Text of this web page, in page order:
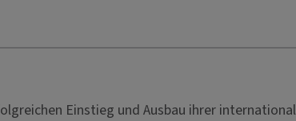
Einstieg und Ausbau ihrer